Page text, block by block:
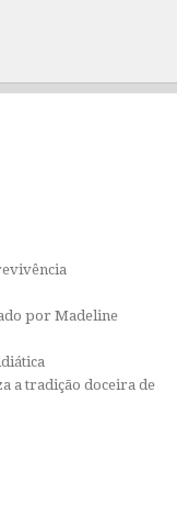
por Madeline
a tradição doceira de